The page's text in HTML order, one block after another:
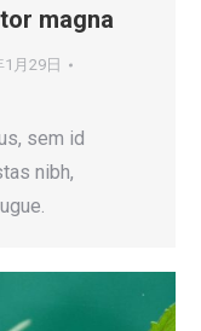
magna
月29日
sem id
nibh,